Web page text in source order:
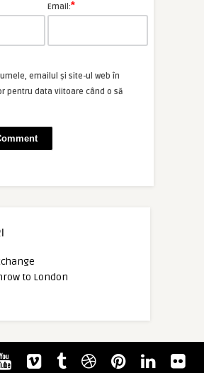
Email:*
emailul și site-ul web în
pentru data viitoare când o să
to London